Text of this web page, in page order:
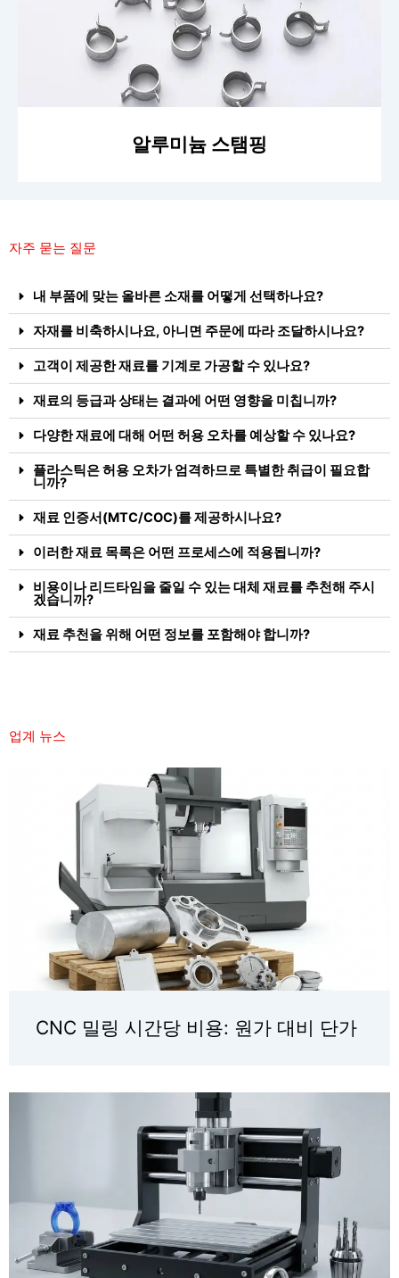
알루미늄 스탬핑
자주 묻는 질문
내 부품에 맞는 올바른 소재를 어떻게 선택하나요?
자재를 비축하시나요, 아니면 주문에 따라 조달하시나요?
고객이 제공한 재료를 기계로 가공할 수 있나요?
재료의 등급과 상태는 결과에 어떤 영향을 미칩니까?
다양한 재료에 대해 어떤 허용 오차를 예상할 수 있나요?
플라스틱은 허용 오차가 엄격하므로 특별한 취급이 필요합
니까?
재료 인증서(MTC/COC)를 제공하시나요?
이러한 재료 목록은 어떤 프로세스에 적용됩니까?
비용이나 리드타임을 줄일 수 있는 대체 재료를 추천해 주시
겠습니까?
재료 추천을 위해 어떤 정보를 포함해야 합니까?
업계 뉴스
CNC 밀링 시간당 비용: 원가 대비 단가